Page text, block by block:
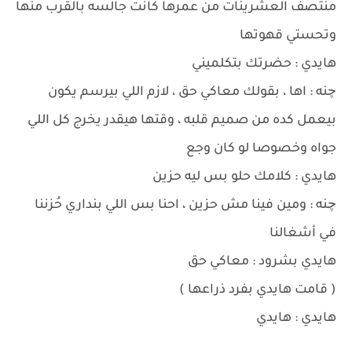
منتصف العشرينات من عمرها كانت جالسه بالقرب منها
وتحستي قهوتها
هايدي : حضرتك بتكلميني
چنه : اها ، بقولك معاكي حق ، لازم اللي بيرسم يكون
بيعمل كده من صميم قلبه ، وقتها هيقدر يخرج كل اللي
جواه وخصوصا لو كان وجع
هايدي : كلامك حلو بس ليه حزين
چنه : ومين فينا مش حزين ، احنا بس اللي بنداري حُزننا
في أشغالنا
هايدي بشرود : معاكي حق
( قامت هايدي بفرد ذراعها )
هايدي : هايدي